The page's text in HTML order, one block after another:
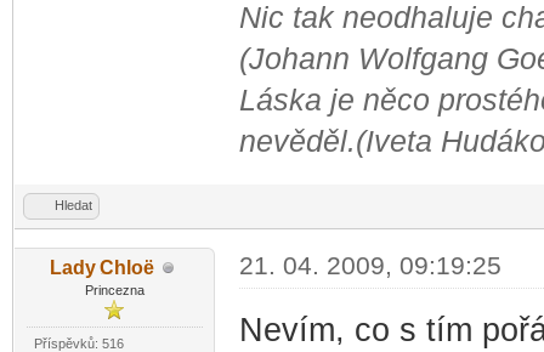
Nic tak neodhaluje
(Johann Wolfgang
Láska je něco
nevěděl.(Iveta
Hledat
LadyChloë
Princezna
Příspěvků: 516
21. 04. 2009, 09:19:25
Nevím, co s tím